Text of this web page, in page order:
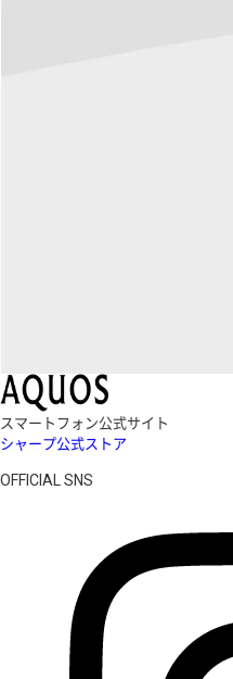
スマートフォン公式サイト
シャープ公式ストア
OFFICIAL SNS